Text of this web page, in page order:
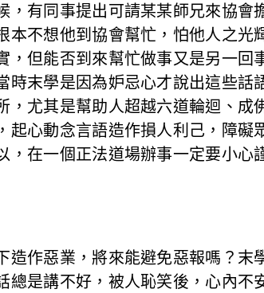
有同事提出可請某某師兄來協會
不想他到協會幫忙，怕他人之光
但能否到來幫忙做事又是另一回
末學是因為妒忌心才說出這些話
尤其是幫助人超越六道輪迴、成
心動念言語造作損人利己，障礙
，在一個正法道場辦事一定要小心
造作惡業，將來能避免惡報嗎？末
是講不好，被人恥笑後，心內不